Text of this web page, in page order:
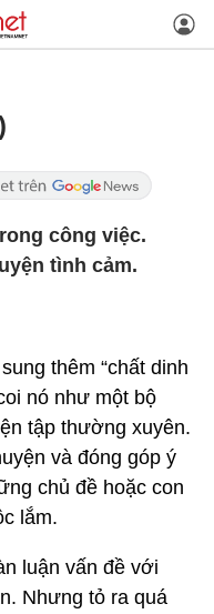
công việc.
tình cảm.
thêm “chất dinh
nó như một bộ
tập thường xuyên.
và đóng góp ý
chủ đề hoặc con
lắm.
luận vấn đề với
Nhưng tỏ ra quá